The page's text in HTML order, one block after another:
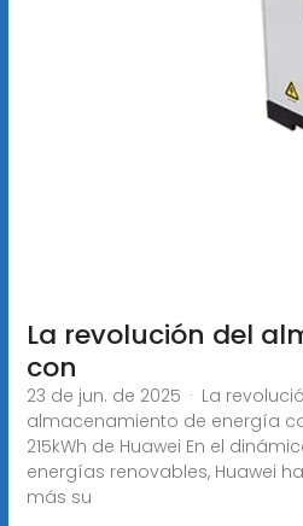
La revolución del
con
23 de jun. de 2025 · La
almacenamiento de energía
215kWh de Huawei En el
energías renovables, Huawei
más su